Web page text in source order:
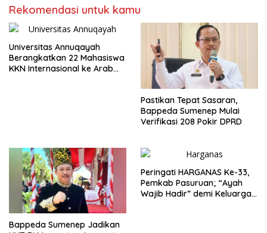
Rekomendasi untuk kamu
Universitas Annuqayah
Berangkatkan 22 Mahasiswa
KKN Internasional ke Arab
Pastikan Tepat Sasaran,
Bappeda Sumenep Mulai
Verifikasi 208 Pokir DPRD
Bappeda Sumenep Jadikan
Peringati HARGANAS Ke-33,
Pemkab Pasuruan; “Ayah
Wajib Hadir” demi Keluarga